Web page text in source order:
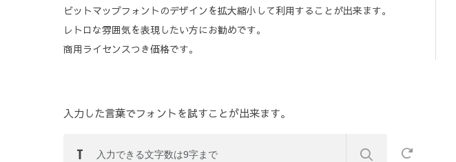
ビットマップフォントのデザインを拡大縮小して利用することが出来ます。
レトロな雰囲気を表現したい方にお勧めです。
商用ライセンスつき価格です。
入力した言葉でフォントを試すことが出来ます。